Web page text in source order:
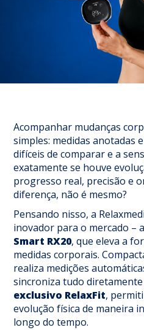
Acompanhar mudanças
simples: medidas anotadas
difíceis de comparar e a
exatamente se houve
progresso real, precisão e
diferença, não é mesmo?
Pensando nisso, a
inovador para o mercado – a
Smart RX20, que eleva a
medidas corporais.
realiza medições
sincroniza tudo
exclusivo RelaxFit,
evolução física de maneira
longo do tempo.